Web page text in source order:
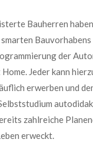
Bauherren haben
smarten Bauvorhabens
der
Home. Jeder kann
erwerben und
a
zahlreiche
erweckt.